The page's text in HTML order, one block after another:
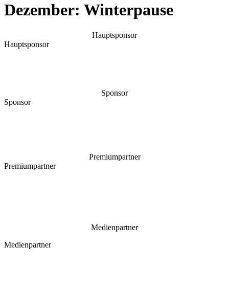
Dezember: Winterpause
Hauptsponsor
Hauptsponsor
Sponsor
Sponsor
Premiumpartner
Premiumpartner
Medienpartner
Medienpartner